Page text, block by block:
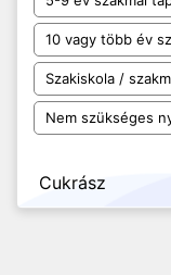
10 vagy több év
Szakiskola /
Nem szükséges
Cukrász